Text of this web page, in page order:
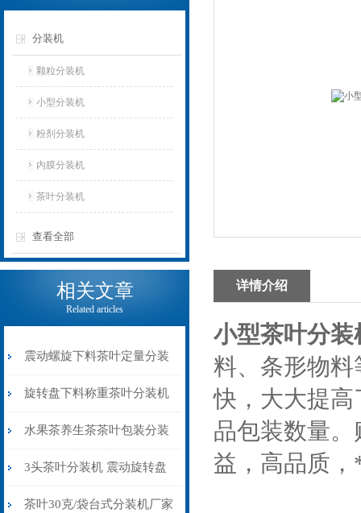
分装机
颗粒分装机
小型分装机
粉剂分装机
内膜分装机
茶叶分装机
查看全部
相关文章
Related articles
震动螺旋下料茶叶定量分装
机30-80克
旋转盘下料称重茶叶分装机
生产厂家
水果茶养生茶茶叶包装分装
机可定制多头
3头茶叶分装机 震动旋转盘
下料分包机
茶叶30克/袋台式分装机厂家
详情介绍
小型茶叶分装
料、条形物
快，大大提
品包装数量。
益，高品质